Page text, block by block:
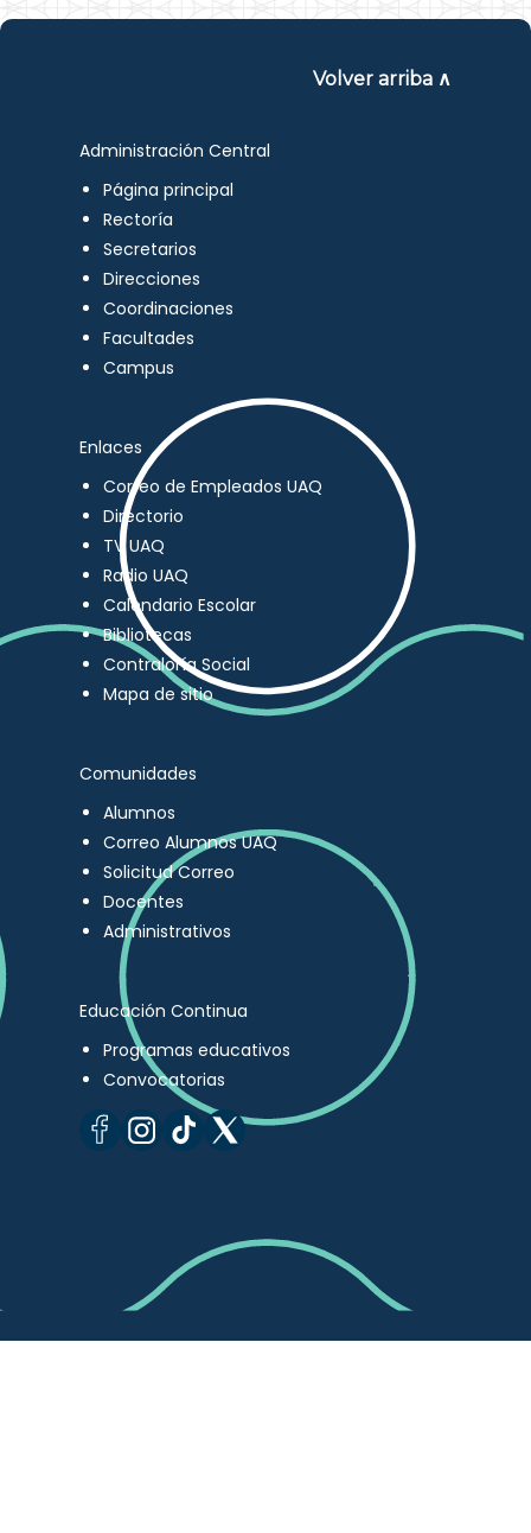
Volver arriba ∧
Administración Central
Página principal
Rectoría
Secretarios
Direcciones
Coordinaciones
Facultades
Campus
Enlaces
Correo de Empleados UAQ
Directorio
TV UAQ
Radio UAQ
Calendario Escolar
Bibliotecas
Contraloría Social
Mapa de sitio
Comunidades
Alumnos
Correo Alumnos UAQ
Solicitud Correo
Docentes
Administrativos
Educación Continua
Programas educativos
Convocatorias